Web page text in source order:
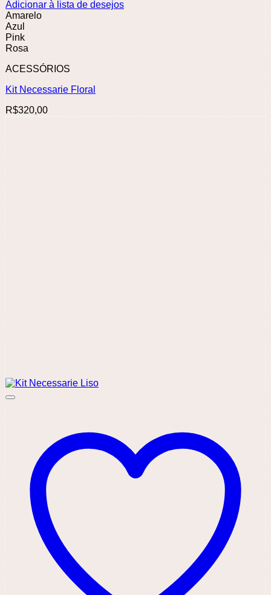
Adicionar à lista de desejos
Amarelo
Azul
Pink
Rosa
ACESSÓRIOS
Kit Necessarie Floral
R$320,00